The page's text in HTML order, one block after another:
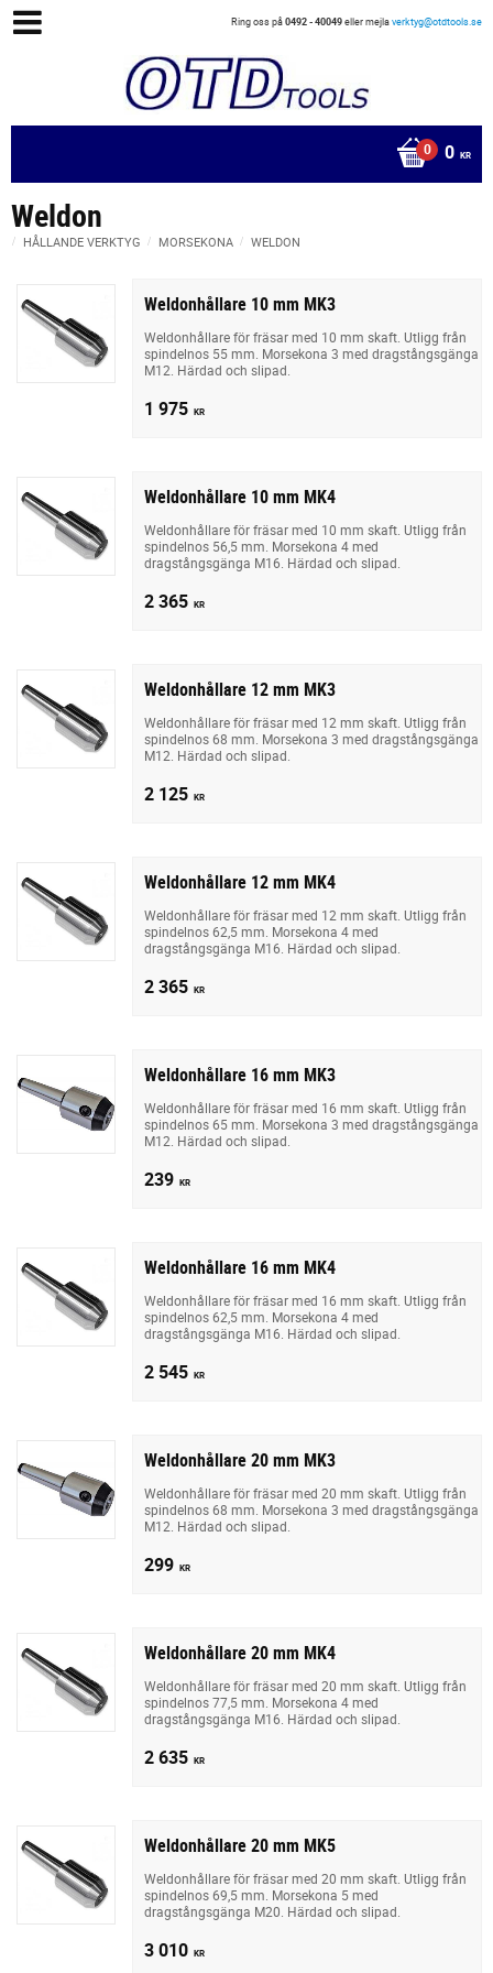
Ring oss på0492 - 40049eller mejlaverktyg@otdtools.se
0 KR
Weldon
HÅLLANDE VERKTYG MORSEKONA WELDON
Weldonhållare 10 mm MK3
Weldonhållare för fräsar med 10 mm skaft. Utligg från
spindelnos 55 mm. Morsekona 3 med dragstångsgänga
M12. Härdad och slipad.
1 975 KR
Weldonhållare 10 mm MK4
Weldonhållare för fräsar med 10 mm skaft. Utligg från
spindelnos 56,5 mm. Morsekona 4 med
dragstångsgänga M16. Härdad och slipad.
2 365 KR
Weldonhållare 12 mm MK3
Weldonhållare för fräsar med 12 mm skaft. Utligg från
spindelnos 68 mm. Morsekona 3 med dragstångsgänga
M12. Härdad och slipad.
2 125 KR
Weldonhållare 12 mm MK4
Weldonhållare för fräsar med 12 mm skaft. Utligg från
spindelnos 62,5 mm. Morsekona 4 med
dragstångsgänga M16. Härdad och slipad.
2 365 KR
Weldonhållare 16 mm MK3
Weldonhållare för fräsar med 16 mm skaft. Utligg från
spindelnos 65 mm. Morsekona 3 med dragstångsgänga
M12. Härdad och slipad.
239 KR
Weldonhållare 16 mm MK4
Weldonhållare för fräsar med 16 mm skaft. Utligg från
spindelnos 62,5 mm. Morsekona 4 med
dragstångsgänga M16. Härdad och slipad.
2 545 KR
Weldonhållare 20 mm MK3
Weldonhållare för fräsar med 20 mm skaft. Utligg från
spindelnos 68 mm. Morsekona 3 med dragstångsgänga
M12. Härdad och slipad.
299 KR
Weldonhållare 20 mm MK4
Weldonhållare för fräsar med 20 mm skaft. Utligg från
spindelnos 77,5 mm. Morsekona 4 med
dragstångsgänga M16. Härdad och slipad.
2 635 KR
Weldonhållare 20 mm MK5
Weldonhållare för fräsar med 20 mm skaft. Utligg från
spindelnos 69,5 mm. Morsekona 5 med
dragstångsgänga M20. Härdad och slipad.
3 010 KR